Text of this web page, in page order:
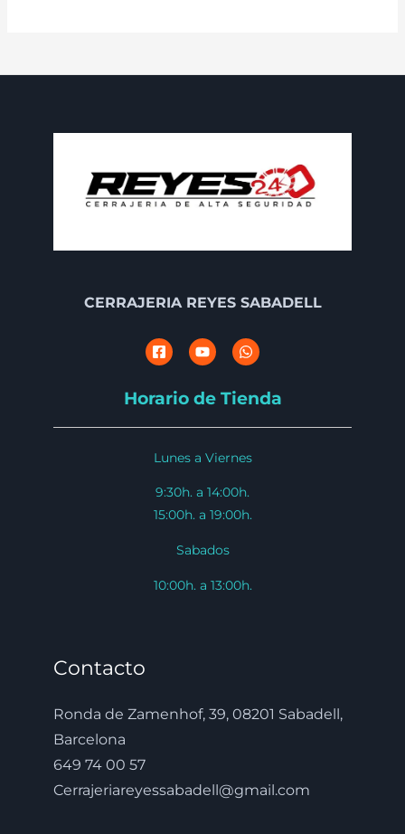
CERRAJERIA REYES SABADELL
Horario de Tienda
Lunes a Viernes
9:30h. a 14:00h.
15:00h. a 19:00h.
Sabados
10:00h. a 13:00h.
Contacto
Ronda de Zamenhof, 39, 08201 Sabadell,
Barcelona
649 74 00 57
Cerrajeriareyessabadell@gmail.com